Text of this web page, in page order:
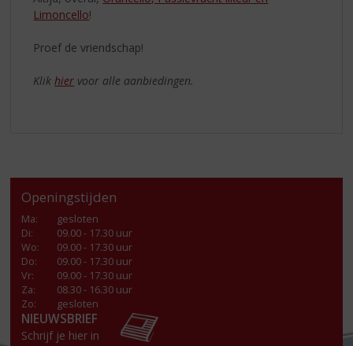
Limoncello!
Proef de vriendschap!
Klikhier voor alle aanbiedingen.
Openingstijden
Ma:
gesloten
Di:
09.00 - 17.30 uur
Wo:
09.00 - 17.30 uur
Do:
09.00 - 17.30 uur
Vr:
09.00 - 17.30 uur
Za:
08.30 - 16.30 uur
Zo:
gesloten
NIEUWSBRIEF
Schrijf je hier in